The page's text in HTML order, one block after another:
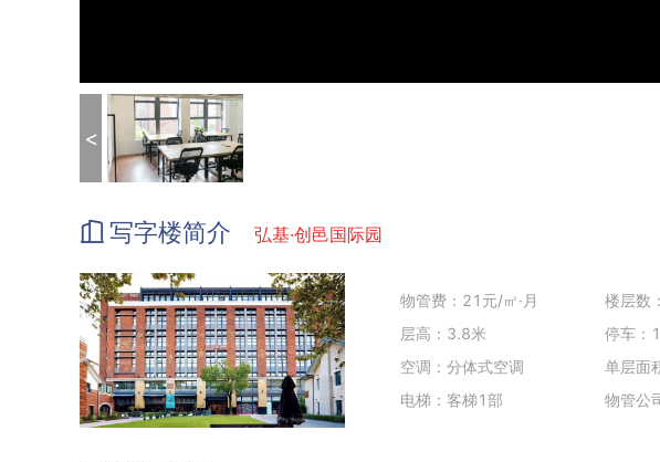
<
写字楼简介 弘基·创邑国际园
物管费：21元/㎡·月
层高：3.8米
空调：分体式空调
电梯：客梯1部
楼层数
停车：
单层面
物管公